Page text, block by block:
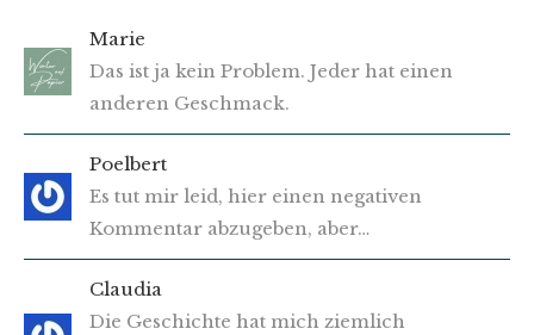
Marie
Das ist ja kein Problem. Jeder hat einen
anderen Geschmack.
Poelbert
Es tut mir leid, hier einen negativen
Kommentar abzugeben, aber…
Claudia
Die Geschichte hat mich ziemlich